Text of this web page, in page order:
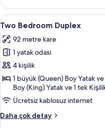
View
hakkında
daha
detay
Two
Bedroom
Duplex
için
tüm
fotoğrafları
görün
6
Two Bedroom Duplex
92 metre kare
1 yatak odası
4 kişilik
1 büyük (Queen) Boy Yatak
Boy (King) Yatak ve 1 tek
Ücretsiz kablosuz internet
Daha çok detay
Two